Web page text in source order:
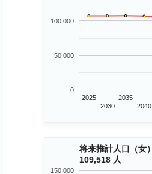
2025
2030
2035
2040
0
50,000
100,000
将来推計人口（女）
109,518 人
150,000